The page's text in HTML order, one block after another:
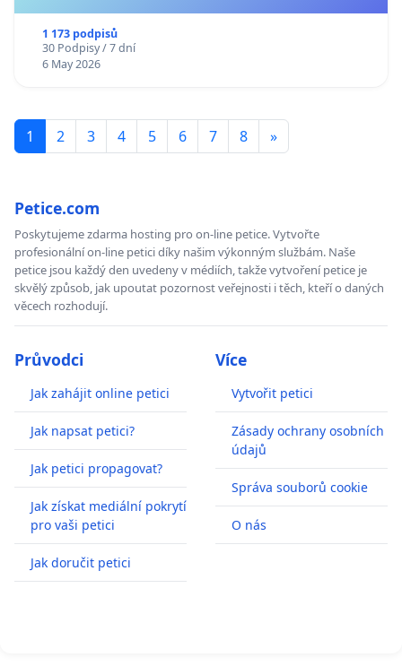
1 173 podpisů
30 Podpisy / 7 dní
6 May 2026
1 2 3 4 5 6 7 8 »
Petice.com
Poskytujeme zdarma hosting pro on-line petice. Vytvořte
profesionální on-line petici díky našim výkonným službám. Naše
petice jsou každý den uvedeny v médiích, takže vytvoření petice je
skvělý způsob, jak upoutat pozornost veřejnosti i těch, kteří o daných
věcech rozhodují.
Průvodci
Jak zahájit online petici
Jak napsat petici?
Jak petici propagovat?
Jak získat mediální pokrytí
pro vaši petici
Jak doručit petici
Více
Vytvořit petici
Zásady ochrany osobních
údajů
Správa souborů cookie
O nás